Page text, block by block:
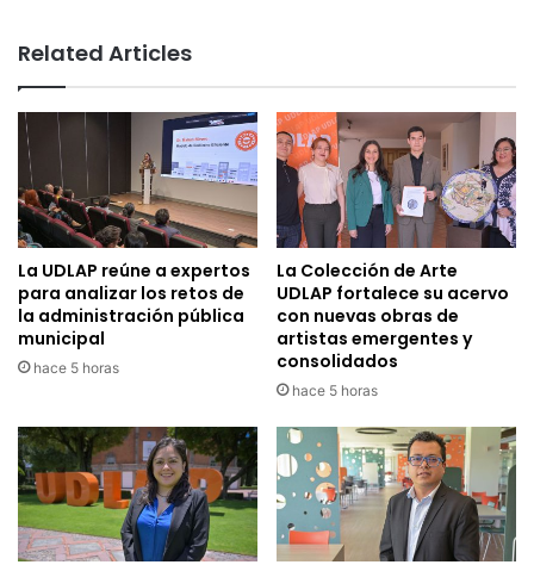
Related Articles
La UDLAP reúne a expertos
para analizar los retos de
la administración pública
municipal
hace 5 horas
La Colección de Arte
UDLAP fortalece su acervo
con nuevas obras de
artistas emergentes y
consolidados
hace 5 horas